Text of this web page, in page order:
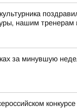
нашим тренерам
за минувшую